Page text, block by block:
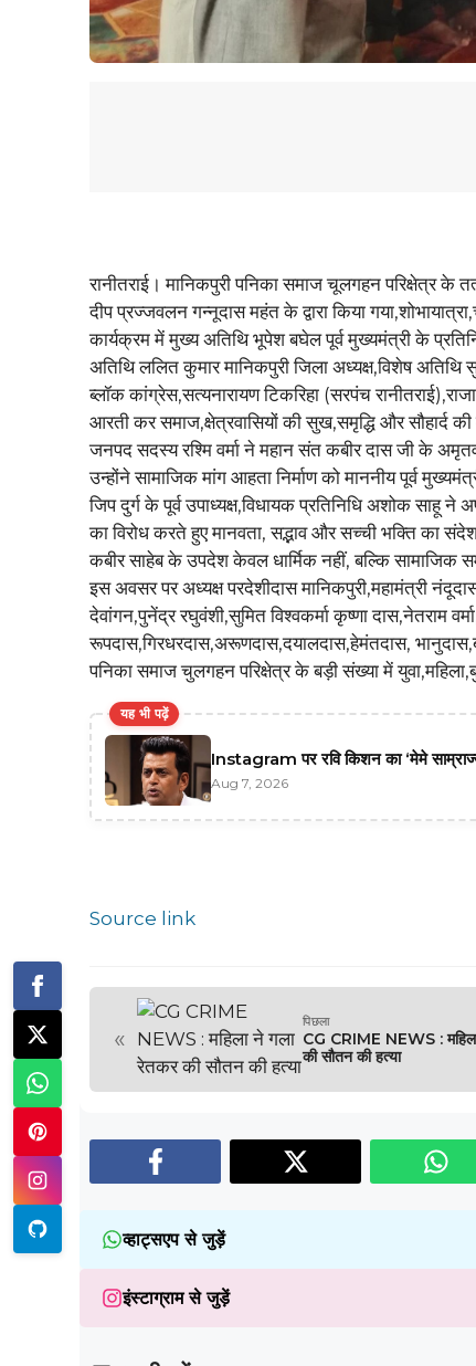
रानीतराई। मानिकपुरी पनिका समाज चूलगहन परिक्षेत्र के
दीप प्रज्जवलन गन्नूदास महंत के द्वारा किया
कार्यक्रम में मुख्य अतिथि भूपेश बघेल पूर्व मुख्यमंत्री के
अतिथि ललित कुमार मानिकपुरी जिला अध्यक्ष,विशेष अतिथि
ब्लॉक कांग्रेस,सत्यनारायण टिकरिहा (सरपंच
आरती कर समाज,क्षेत्रवासियों की सुख,समृद्धि और सौहार्द
जनपद सदस्य रश्मि वर्मा ने महान संत कबीर दास जी के
उन्होंने सामाजिक मांग आहता निर्माण को माननीय पूर्व
जिप दुर्ग के पूर्व उपाध्यक्ष,विधायक प्रतिनिधि अशोक
का विरोध करते हुए मानवता, सद्भाव और सच्ची भक्ति का
कबीर साहेब के उपदेश केवल धार्मिक नहीं, बल्कि सामाजिक
इस अवसर पर अध्यक्ष परदेशीदास मानिकपुरी,महामंत्री
देवांगन,पुनेंद्र रघुवंशी,सुमित विश्वकर्मा कृष्णा दास,नेतराम
रूपदास,गिरधरदास,अरूणदास,दयालदास,हेमंतदास,
पनिका समाज चुलगहन परिक्षेत्र के बड़ी संख्या में
यह भी पढ़ें
Instagram पर रवि किशन का ‘मेमे
Aug 7, 2026
Source link
«
पिछला
CG CRIME NEWS :
की सौतन की हत्या
व्हाट्सएप से जुड़ें
इंस्टाग्राम से जुड़ें